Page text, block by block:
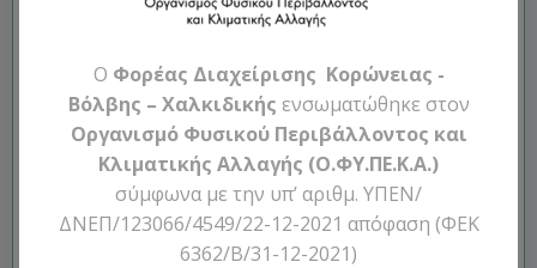
O Φορέας Διαχείρισης Κορώνειας -
Βόλβης – Χαλκιδικής ενσωματώθηκε στον
Οργανισμό Φυσικού Περιβάλλοντος και
Κλιματικής Αλλαγής (Ο.ΦΥ.ΠΕ.Κ.Α.)
σύμφωνα με την υπ’ αριθμ. ΥΠΕΝ/
ΔΝΕΠ/123066/4549/22-12-2021 απόφαση (ΦΕΚ
6362/Β/31-12-2021)